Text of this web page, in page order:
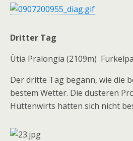
Dritter Tag
Ütia Pralongia (2109m) 
Der dritte Tag begann, wie die
bestem Wetter. Die düsteren
Hüttenwirts hatten sich nicht